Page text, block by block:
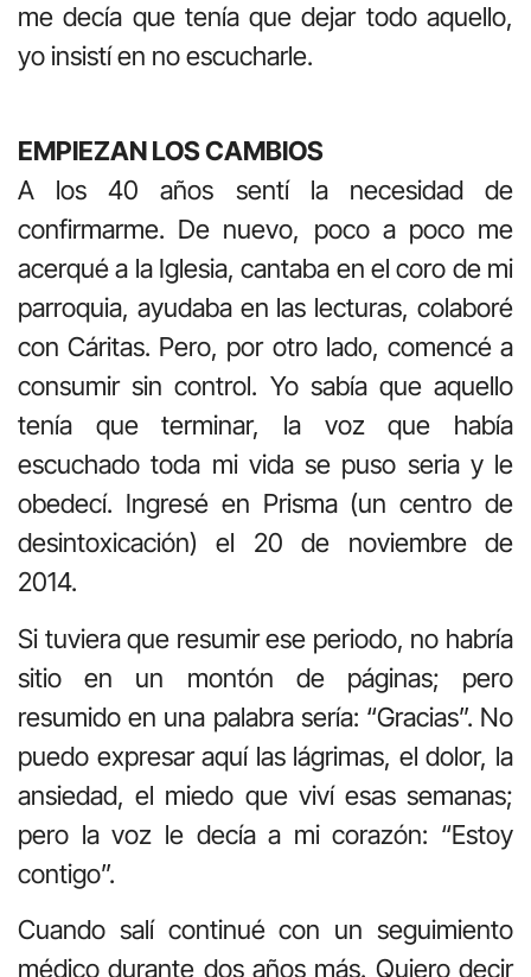
me decía que tenía que dejar todo aquello,
yo insistí en no escucharle.
EMPIEZAN LOS CAMBIOS
A los 40 años sentí la necesidad de
confirmarme. De nuevo, poco a poco me
acerqué a la Iglesia, cantaba en el coro de mi
parroquia, ayudaba en las lecturas, colaboré
con Cáritas. Pero, por otro lado, comencé a
consumir sin control. Yo sabía que aquello
tenía que terminar, la voz que había
escuchado toda mi vida se puso seria y le
obedecí. Ingresé en Prisma (un centro de
desintoxicación) el 20 de noviembre de
2014.
Si tuviera que resumir ese periodo, no habría
sitio en un montón de páginas; pero
resumido en una palabra sería: “Gracias”. No
puedo expresar aquí las lágrimas, el dolor, la
ansiedad, el miedo que viví esas semanas;
pero la voz le decía a mi corazón: “Estoy
contigo”.
Cuando salí continué con un seguimiento
médico durante dos años más. Quiero decir